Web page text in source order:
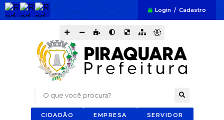
Login / Cadastro
O que você procura?
CIDADÃO EMPRESA SERVIDOR